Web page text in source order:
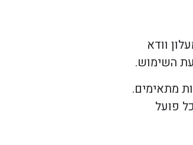
וודא
השימוש.
מתאימים.
פועל